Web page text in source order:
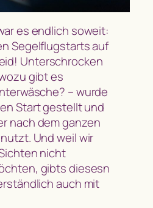
es endlich soweit:
Segelflugstarts auf
Unterschrocken
gibt es
– wurde
Start gestellt und
nach dem ganzen
Und weil wir
nicht
gibts diesesn
auch mit